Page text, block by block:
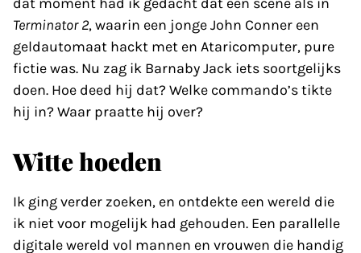
dat moment had ik gedacht dat een scène als in
Terminator 2, waarin een jonge John Conner een
geldautomaat hackt met en Ataricomputer, pure
fictie was. Nu zag ik Barnaby Jack iets soortgelijks
doen. Hoe deed hij dat? Welke commando’s tikte
hij in? Waar praatte hij over?
Witte hoeden
Ik ging verder zoeken, en ontdekte een wereld die
ik niet voor mogelijk had gehouden. Een parallelle
digitale wereld vol mannen en vrouwen die handig